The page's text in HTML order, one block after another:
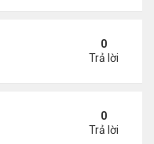
phép công bố hồ sơ về
0
Trả lời
châu Âu đẩy ông
0
Trả lời